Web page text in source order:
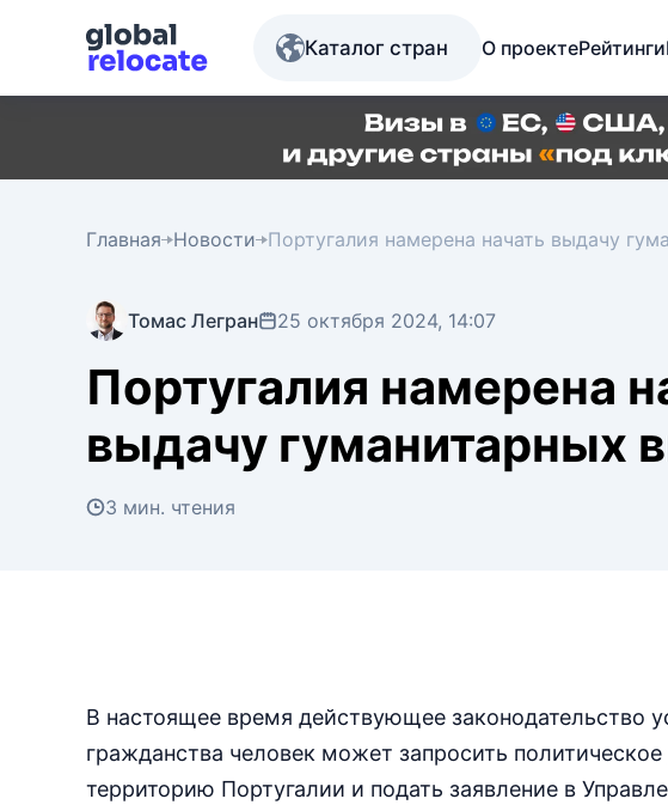
Каталог стран О проектеРейтинги
Главная Новости Португалия намерена начать выдачу
Томас Легран 25 октября 2024, 14:07
Португалия намерена
выдачу гуманитарных
3 мин. чтения
В настоящее время действующее законодательство
гражданства человек может запросить
территорию Португалии и подать заявление в